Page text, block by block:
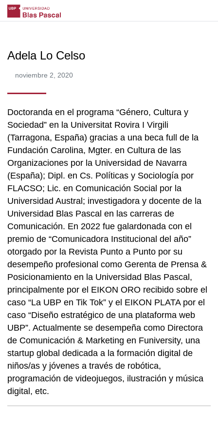
Adela Lo Celso
noviembre 2, 2020
Doctoranda en el programa “Género, Cultura y
Sociedad” en la Universitat Rovira I Virgili
(Tarragona, España) gracias a una beca full de la
Fundación Carolina, Mgter. en Cultura de las
Organizaciones por la Universidad de Navarra
(España); Dipl. en Cs. Políticas y Sociología por
FLACSO; Lic. en Comunicación Social por la
Universidad Austral; investigadora y docente de la
Universidad Blas Pascal en las carreras de
Comunicación. En 2022 fue galardonada con el
premio de “Comunicadora Institucional del año”
otorgado por la Revista Punto a Punto por su
desempeño profesional como Gerenta de Prensa &
Posicionamiento en la Universidad Blas Pascal,
principalmente por el EIKON ORO recibido sobre el
caso “La UBP en Tik Tok” y el EIKON PLATA por el
caso “Diseño estratégico de una plataforma web
UBP”. Actualmente se desempeña como Directora
de Comunicación & Marketing en Funiversity, una
startup global dedicada a la formación digital de
niños/as y jóvenes a través de robótica,
programación de videojuegos, ilustración y música
digital, etc.